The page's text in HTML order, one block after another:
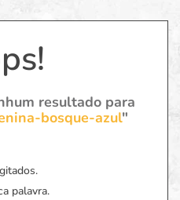
resultado para
bosque-azul"
palavra.